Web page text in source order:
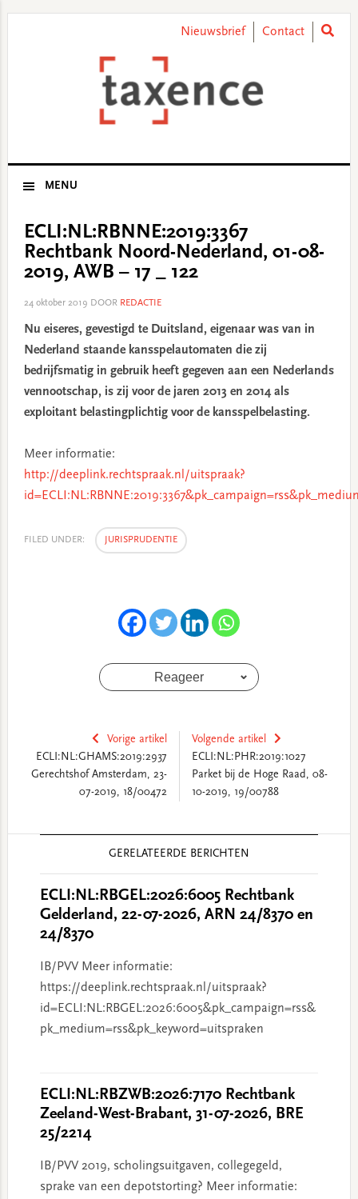
Nieuwsbrief Contact
MENU
ECLI:NL:RBNNE:2019:3367
Rechtbank Noord-Nederland, 01-08-
2019, AWB – 17 _ 122
24 oktober 2019 DOOR REDACTIE
Nu eiseres, gevestigd te Duitsland, eigenaar was van in
Nederland staande kansspelautomaten die zij
bedrijfsmatig in gebruik heeft gegeven aan een Nederlands
vennootschap, is zij voor de jaren 2013 en 2014 als
exploitant belastingplichtig voor de kansspelbelasting.
Meer informatie:
http://deeplink.rechtspraak.nl/uitspraak?
FILED UNDER: JURISPRUDENTIE
Reageer
Vorige artikel
ECLI:NL:GHAMS:2019:2937
Gerechtshof Amsterdam, 23-
07-2019, 18/00472
Volgende artikel
ECLI:NL:PHR:2019:1027
Parket bij de Hoge Raad, 08-
10-2019, 19/00788
GERELATEERDE BERICHTEN
ECLI:NL:RBGEL:2026:6005 Rechtbank
Gelderland, 22-07-2026, ARN 24/8370 en
24/8370
IB/PVV Meer informatie:
https://deeplink.rechtspraak.nl/uitspraak?
id=ECLI:NL:RBGEL:2026:6005&pk_campaign=rss&
pk_medium=rss&pk_keyword=uitspraken
ECLI:NL:RBZWB:2026:7170 Rechtbank
Zeeland-West-Brabant, 31-07-2026, BRE
25/2214
IB/PVV 2019, scholingsuitgaven, collegegeld,
sprake van een depotstorting? Meer informatie: